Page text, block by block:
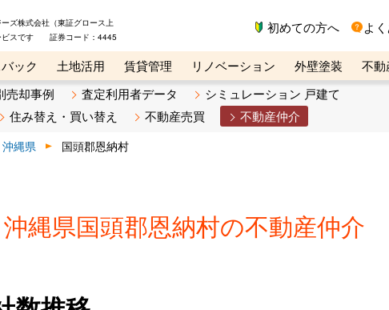
ズ株式会社（東証グロース上
ビスです 証券コード：4445
初めての方へ よ
ック 土地活用 賃貸管理 リノベーション 外壁塗装
不動
イン講座 リビンマガジンBiz 不動産売却ご相談デスク
売却事例 査定利用者データ
シミュレーション 戸建て
住み替え・買い替え 不動産売買 不動産仲介
沖縄県 国頭郡恩納村
沖縄県国頭郡恩納村の不動産仲介